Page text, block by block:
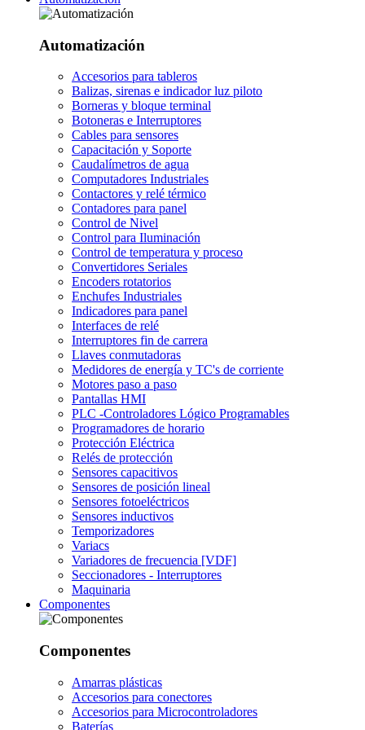
Automatización
Accesorios para tableros
Balizas, sirenas e indicador luz piloto
Borneras y bloque terminal
Botoneras e Interruptores
Cables para sensores
Capacitación y Soporte
Caudalímetros de agua
Computadores Industriales
Contactores y relé térmico
Contadores para panel
Control de Nivel
Control para Iluminación
Control de temperatura y proceso
Convertidores Seriales
Encoders rotatorios
Enchufes Industriales
Indicadores para panel
Interfaces de relé
Interruptores fin de carrera
Llaves conmutadoras
Medidores de energía y TC's de corriente
Motores paso a paso
Pantallas HMI
PLC -Controladores Lógico Programables
Programadores de horario
Protección Eléctrica
Relés de protección
Sensores capacitivos
Sensores de posición lineal
Sensores fotoeléctricos
Sensores inductivos
Temporizadores
Variacs
Variadores de frecuencia [VDF]
Seccionadores - Interruptores
Maquinaria
Componentes
Componentes
Amarras plásticas
Accesorios para conectores
Accesorios para Microcontroladores
Baterías